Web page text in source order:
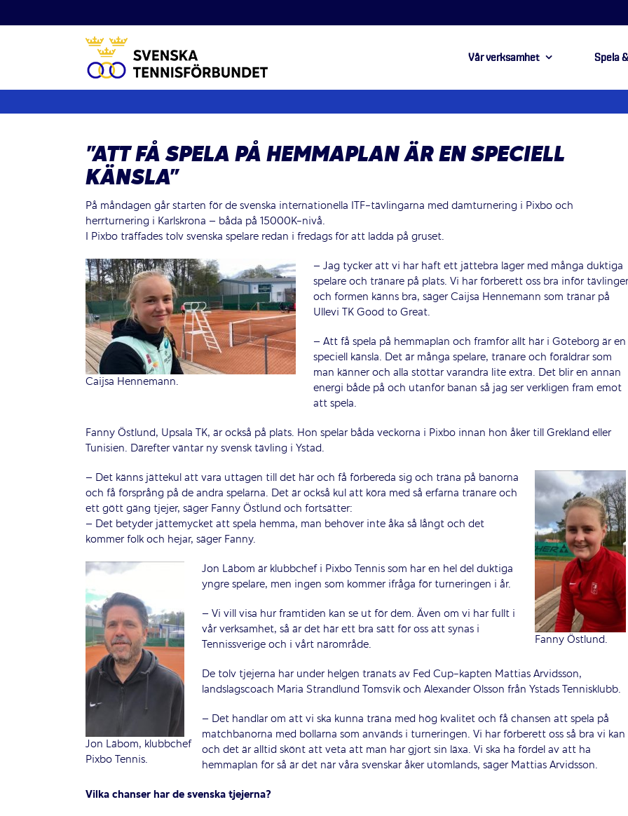
till
Vår verksamhet Spela
”ATT FÅ SPELA PÅ HEMMAPLAN ÄR EN SPECIELL
KÄNSLA”
På måndagen går starten för de svenska internationella ITF-tävlingarna med damturnering i Pixbo och
herrturnering i Karlskrona – båda på 15000K-nivå.
I Pixbo träffades tolv svenska spelare redan i fredags för att ladda på gruset.
Caijsa Hennemann.
– Jag tycker att vi har haft ett jättebra läger med många duktiga
spelare och tränare på plats. Vi har förberett oss bra inför
och formen känns bra, säger Caijsa Hennemann som tränar på
Ullevi TK Good to Great.
– Att få spela på hemmaplan och framför allt här i Göteborg är en
speciell känsla. Det är många spelare, tränare och föräldrar som
man känner och alla stöttar varandra lite extra. Det blir en annan
energi både på och utanför banan så jag ser verkligen fram emot
att spela.
Fanny Östlund, Upsala TK, är också på plats. Hon spelar båda veckorna i Pixbo innan hon åker till Grekland eller
Tunisien. Därefter väntar ny svensk tävling i Ystad.
Fanny Östlund.
– Det känns jättekul att vara uttagen till det här och få förbereda sig och träna på banorna
och få försprång på de andra spelarna. Det är också kul att köra med så erfarna tränare och
ett gött gäng tjejer, säger Fanny Östlund och fortsätter:
– Det betyder jättemycket att spela hemma, man behöver inte åka så långt och det
kommer folk och hejar, säger Fanny.
Jon Läbom, klubbchef
Pixbo Tennis.
Jon Läbom är klubbchef i Pixbo Tennis som har en hel del duktiga
yngre spelare, men ingen som kommer ifråga för turneringen i år.
– Vi vill visa hur framtiden kan se ut för dem. Även om vi har fullt i
vår verksamhet, så är det här ett bra sätt för oss att synas i
Tennissverige och i vårt närområde.
De tolv tjejerna har under helgen tränats av Fed Cup-kapten Mattias Arvidsson,
landslagscoach Maria Strandlund Tomsvik och Alexander Olsson från Ystads Tennisklubb.
– Det handlar om att vi ska kunna träna med hög kvalitet och få chansen att spela på
matchbanorna med bollarna som används i turneringen. Vi har förberett oss så bra vi kan
och det är alltid skönt att veta att man har gjort sin läxa. Vi ska ha fördel av att ha
hemmaplan för så är det när våra svenskar åker utomlands, säger Mattias Arvidsson.
Vilka chanser har de svenska tjejerna?